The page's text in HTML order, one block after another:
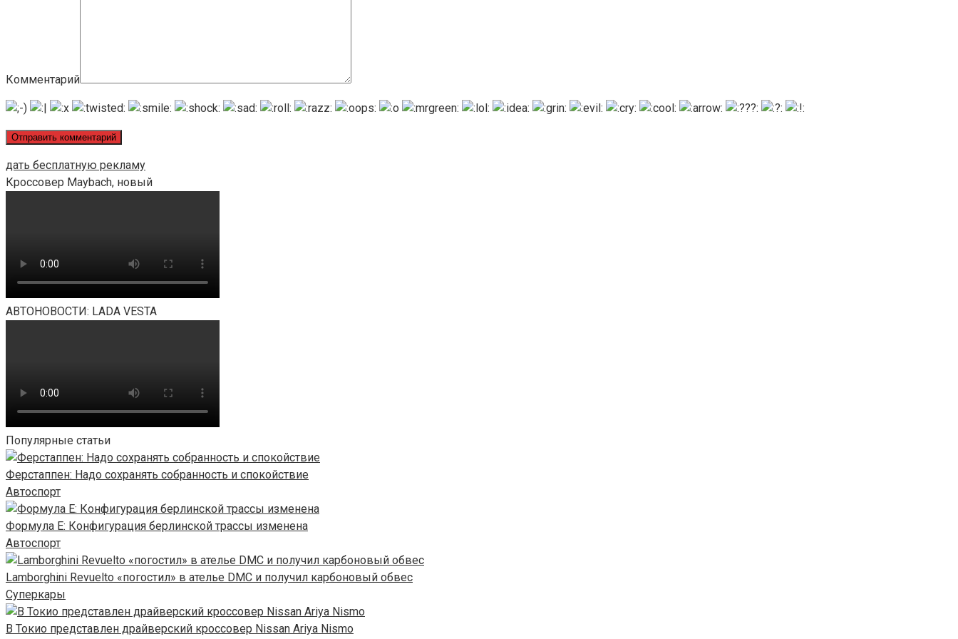
Комментарий
дать бесплатную рекламу
Кроссовер Maybach, новый
АВТОНОВОСТИ: LADA VESTA
Популярные статьи
Ферстаппен: Надо сохранять собранность и спокойствие
Автоспорт
Формула E: Конфигурация берлинской трассы изменена
Автоспорт
Lamborghini Revuelto «погостил» в ателье DMC и получил карбоновый обвес
Суперкары
В Токио представлен драйверский кроссовер Nissan Ariya Nismo